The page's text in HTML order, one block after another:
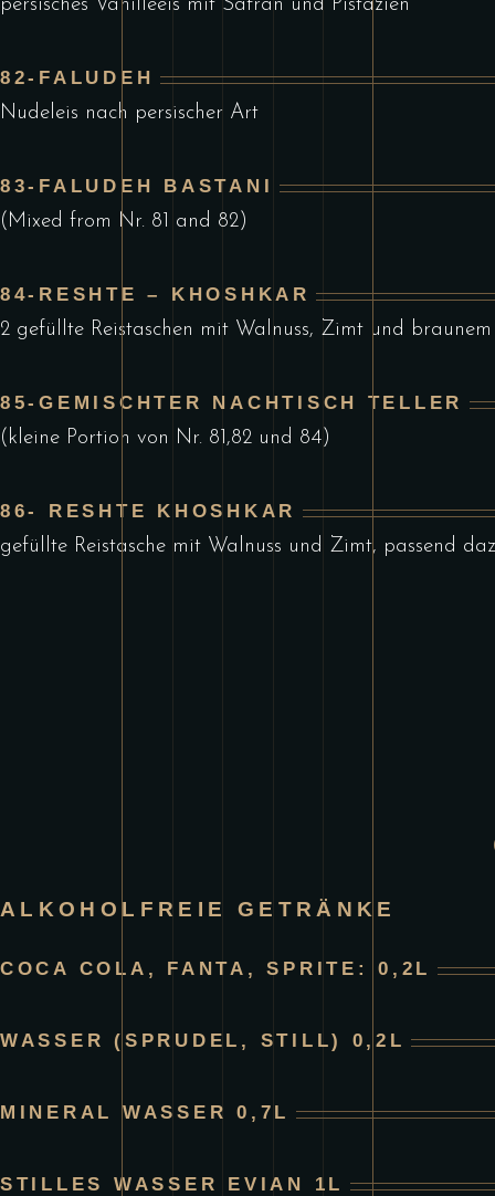
persisches Vanilleeis mit Safran und Pistazien
82-FALUDEH
Nudeleis nach persischer Art
83-FALUDEH BASTANI
(Mixed from Nr. 81 and 82)
84-RESHTE – KHOSHKAR
2 gefüllte Reistaschen mit Walnuss, Zimt und
85-GEMISCHTER NACHTISCH TELLER
(kleine Portion von Nr. 81,82 und 84)
86- RESHTE KHOSHKAR
gefüllte Reistasche mit Walnuss und Zimt, passend
ALKOHOLFREIE GETRÄNKE
COCA COLA, FANTA, SPRITE: 0,2L
WASSER (SPRUDEL, STILL) 0,2L
MINERAL WASSER 0,7L
STILLES WASSER EVIAN 1L